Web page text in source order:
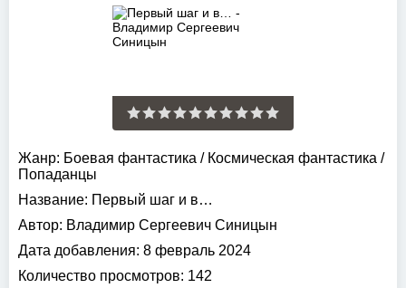
Жанр: Боевая фантастика / Космическая фантастика /
Попаданцы
Название: Первый шаг и в…
Автор: Владимир Сергеевич Синицын
Дата добавления: 8 февраль 2024
Количество просмотров: 142